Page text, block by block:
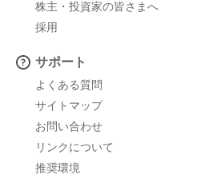
株主・投資家の皆さまへ
採用
サポート
よくある質問
サイトマップ
お問い合わせ
リンクについて
推奨環境